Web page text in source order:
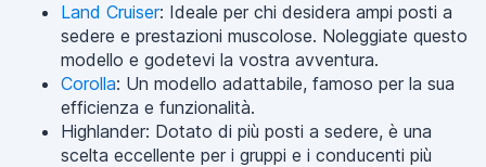
Land Cruiser: Ideale per chi desidera ampi posti a
sedere e prestazioni muscolose. Noleggiate questo
modello e godetevi la vostra avventura.
Corolla: Un modello adattabile, famoso per la sua
efficienza e funzionalità.
Highlander: Dotato di più posti a sedere, è una
scelta eccellente per i gruppi e i conducenti più